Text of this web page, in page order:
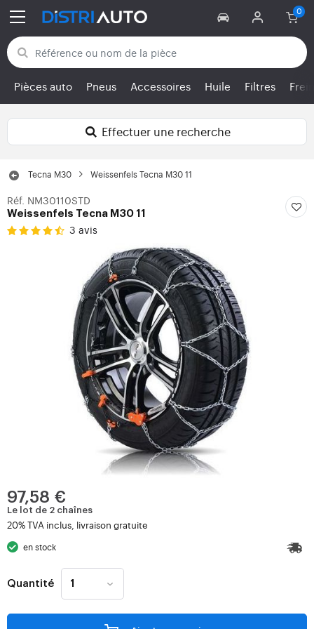
Retour aux catégories
Pièces auto Pneus Accessoires Huile Filtres
Effectuer une recherche
Tecna M30 Weissenfels Tecna M30 11
Réf. NM30110STD
Weissenfels Tecna M30 11
3 avis
97,58 €
Le lot de 2 chaînes
20% TVA inclus, livraison gratuite
en stock
Quantité